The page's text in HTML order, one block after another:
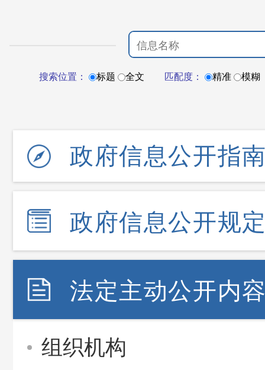
搜索位置： 标题 全文 匹配度： 精准 模糊
政府信息公开指
政府信息公开规
法定主动公开内
组织机构